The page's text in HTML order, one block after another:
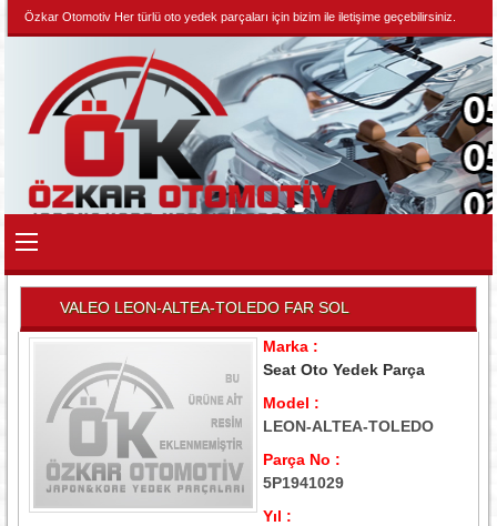
Özkar Otomotiv Her türlü oto yedek parçaları için bizim ile iletişime geçebilirsiniz.
VALEO LEON-ALTEA-TOLEDO FAR SOL
Marka :
Seat Oto Yedek Parça
Model :
LEON-ALTEA-TOLEDO
Parça No :
5P1941029
Yıl :